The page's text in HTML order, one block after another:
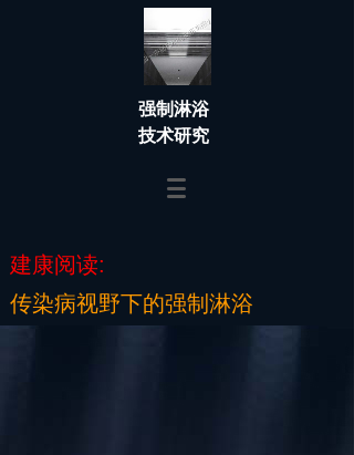
强制淋浴
技术研究
建康阅读:
传染病视野下的强制淋浴